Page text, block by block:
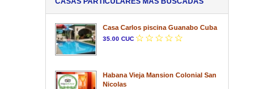
Casa Carlos piscina Guanabo Cuba
35.00 CUC
Habana Vieja Mansion Colonial San
Nicolas